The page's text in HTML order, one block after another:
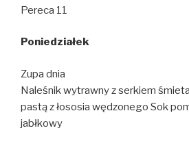
Pereca 11
Poniedziałek
Zupa dnia
Naleśnik wytrawny z serkiem
pastą z łososia wędzonego Sok
jabłkowy